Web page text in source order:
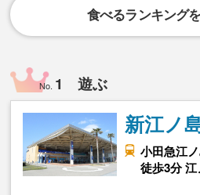
食べるランキング
No. 1 遊ぶ
新江ノ
小田急江
徒歩3分